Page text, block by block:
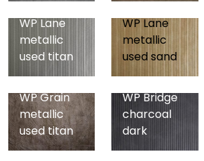
WP Lane
metallic
used titan
WP Lane
metallic
used sand
WP Grain
metallic
used titan
WP Bridge
charcoal
dark